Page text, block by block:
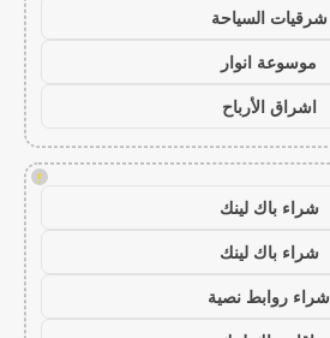
شرقيات السياحة
موسوعة انوار
اشراق الأرباح
!
شراء باك لينك
شراء باك لينك
شراء روابط نصية